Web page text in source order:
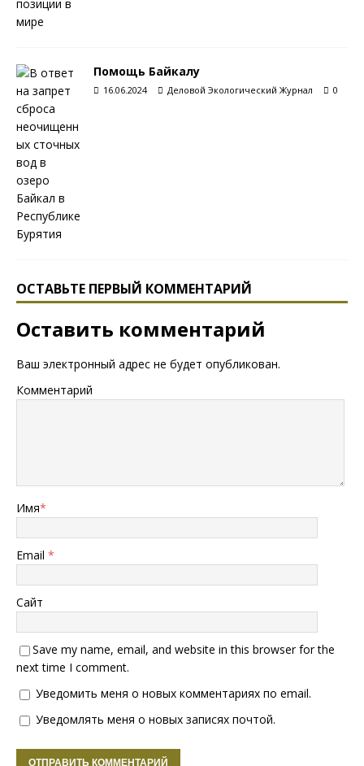
Помощь Байкалу
16.06.2024 Деловой Экологический Журнал 0
ОСТАВЬТЕ ПЕРВЫЙ КОММЕНТАРИЙ
Оставить комментарий
Ваш электронный адрес не будет опубликован.
Комментарий
Имя*
Email *
Сайт
Save my name, email, and website in this browser for the
next time I comment.
Уведомить меня о новых комментариях по email.
Уведомлять меня о новых записях почтой.